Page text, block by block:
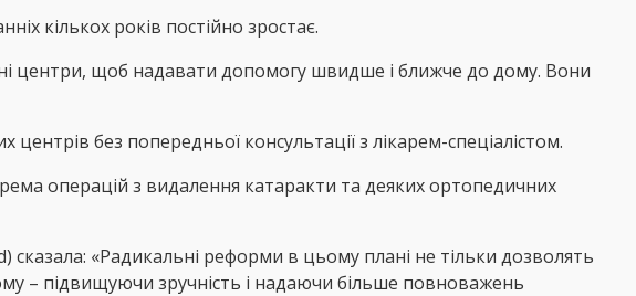
кількох років постійно зростає.
центри, щоб надавати допомогу швидше і ближче до дому. Вони
без попередньої консультації з лікарем-спеціалістом.
операцій з видалення катаракти та деяких ортопедичних
«Радикальні реформи в цьому плані не тільки дозволять
– підвищуючи зручність і надаючи більше повноважень